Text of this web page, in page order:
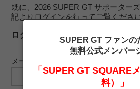
既に、2026 SUPER GT サポーター
記よりログインを行ってご覧ください
ログイン
メールアドレス
SUPER GT ファンの
無料公式メンバー
「SUPER GT SQUARE
料）」